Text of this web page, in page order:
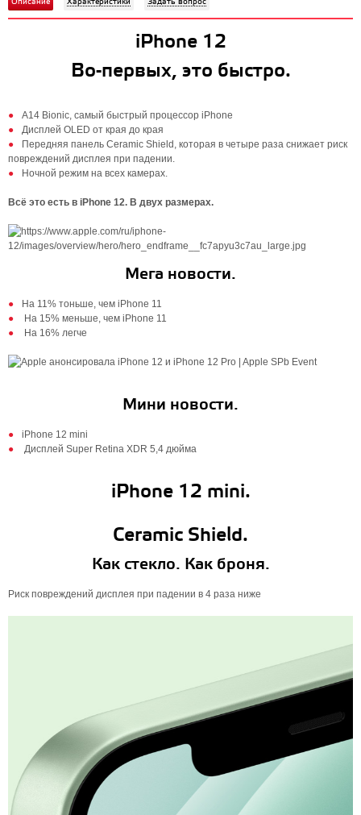
iPhone 12
Во-первых, это быстро.
A14 Bionic, самый быстрый процессор iPhone
Дисплей OLED от края до края
Передняя панель Ceramic Shield, которая в четыре раза снижает риск
повреждений дисплея при падении.
Ночной режим на всех камерах.
Всё это есть в iPhone 12. В двух размерах.
Мега новости.
На 11% тоньше, чем iPhone 11
На 15% меньше, чем iPhone 11
На 16% легче
Мини новости.
iPhone 12 mini
Дисплей Super Retina XDR 5,4 дюйма
iPhone 12 mini.
Ceramic Shield.
Как стекло. Как броня.
Риск повреждений дисплея при падении в 4 раза ниже